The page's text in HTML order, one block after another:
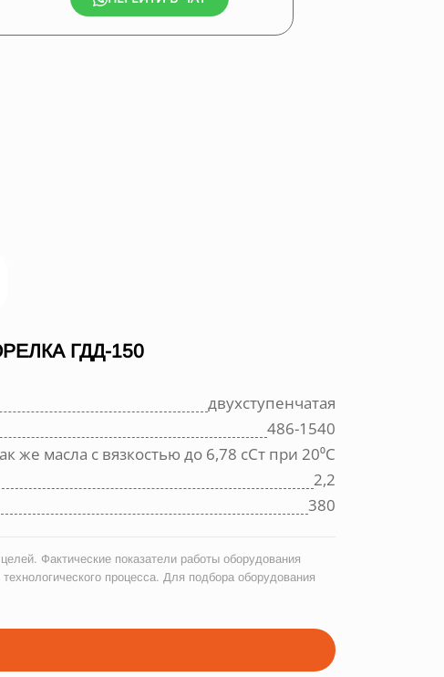
ГДД-150
двухступенчатая
486-1540
же масла с вязкостью до 6,78 сСт при 20⁰С
2,2
380
Фактические показатели работы оборудования
процесса. Для подбора оборудования